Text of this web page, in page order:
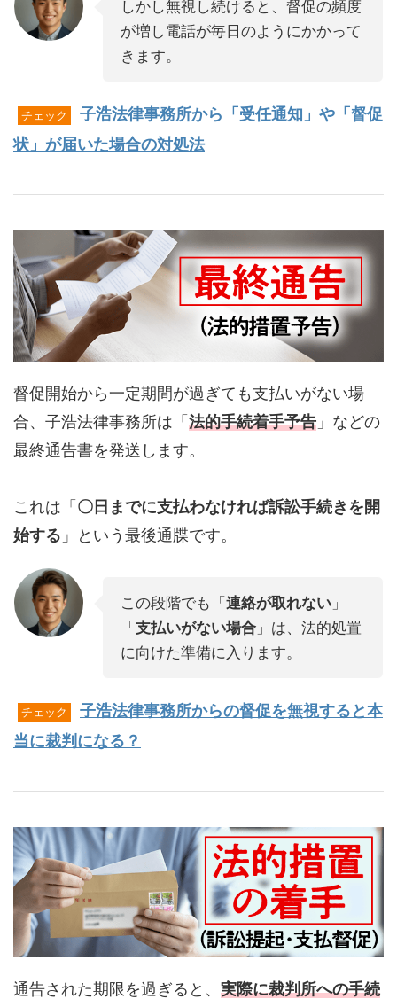
しかし無視し続けると、督促の頻度
が増し電話が毎日のようにかかって
きます。
チェック
子浩法律事務所から「受任通知」や「督促
状」が届いた場合の対処法
督促開始から一定期間が過ぎても支払いがない場
合、子浩法律事務所は「法的手続着手予告 」などの
最終通告書を発送します。
これは「〇日までに支払わなければ訴訟手続きを開
始する 」という最後通牒です。
この段階でも「連絡が取れない 」
「支払いがない場合 」は、法的処置
に向けた準備に入ります。
チェック
子浩法律事務所からの督促を無視すると本
当に裁判になる？
通告された期限を過ぎると、 実際に裁判所への手続